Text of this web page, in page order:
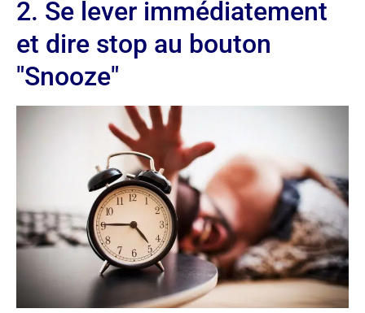
2. Se lever immédiatement
et dire stop au bouton
"Snooze"